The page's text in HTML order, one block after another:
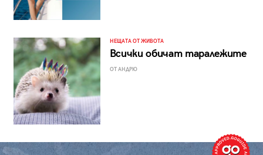
НЕЩАТА ОТ ЖИВОТА
Всички обичат таралежите
ОТ АНДРЮ